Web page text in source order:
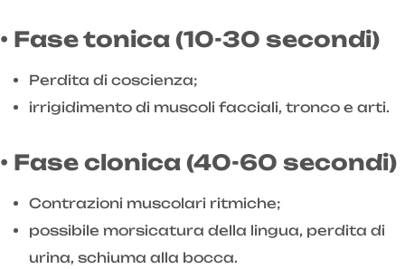
• Fase tonica (10-30 secondi)
Perdita di coscienza;
irrigidimento di muscoli facciali, tronco e arti.
• Fase clonica (40-60 secondi)
Contrazioni muscolari ritmiche;
possibile morsicatura della lingua, perdita di
urina, schiuma alla bocca.